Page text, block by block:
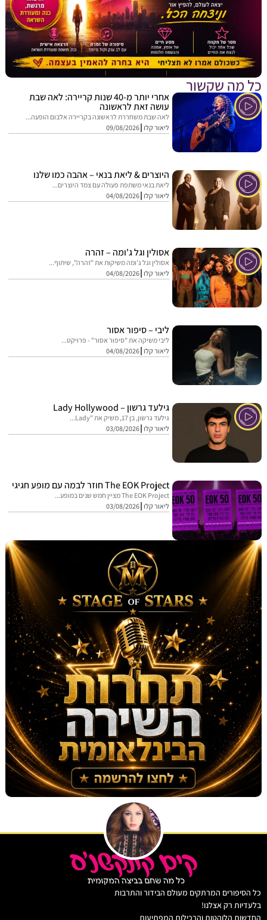
שקשור
אחרי יותר מ-40 שנות קריירה: לאה שבת
עושה זאת לראשונה
לאה שבת משחררת לראשונה בקריירה אלבום הופעה...
ליאור קלו 09/08/2026
היוצרים & ליאת בנאי – אהבה כמו שלנו
ליאת בנאי משתפת פעולה עם צמד היוצרים...
ליאור קלו 04/08/2026
אסולין וגל ג'ומה – זהרה
אסולין וגל ג'ומה משיקות את "זהרה", שיתוף...
ליאור קלו 04/08/2026
ליבי – סיפור אסור
ליבי משיקה את "סיפור אסור" - פרויקט...
ליאור קלו 04/08/2026
גילעד גרשון – Lady Hollywood
גילעד גרשון, בן 17, משיק את "Lady...
ליאור קלו 03/08/2026
The EOK Project חוזר לבמה עם מופע חגיגי
The EOK Project מציין חמש שנים במופע...
ליאור קלו 03/08/2026
המרתקים מעולם הבידור והתרבות
רק אצלנו!
הלוהטות והרכילות המפתיעות